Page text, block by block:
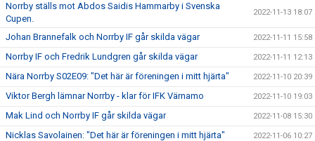
Norrby ställs mot Abdos Saidis Hammarby i Svenska
Cupen.
2022-11-13 18:07
Johan Brannefalk och Norrby IF går skilda vägar 2022-11-11 15:58
Norrby IF och Fredrik Lundgren går skilda vägar 2022-11-11 12:13
Nära Norrby S02E09: "Det här är föreningen i mitt hjärta" 2022-11-10 20:39
Viktor Bergh lämnar Norrby - klar för IFK Värnamo 2022-11-10 19:03
Mak Lind och Norrby IF går skilda vägar 2022-11-08 15:30
Nicklas Savolainen: "Det här är föreningen i mitt hjärta" 2022-11-06 10:27